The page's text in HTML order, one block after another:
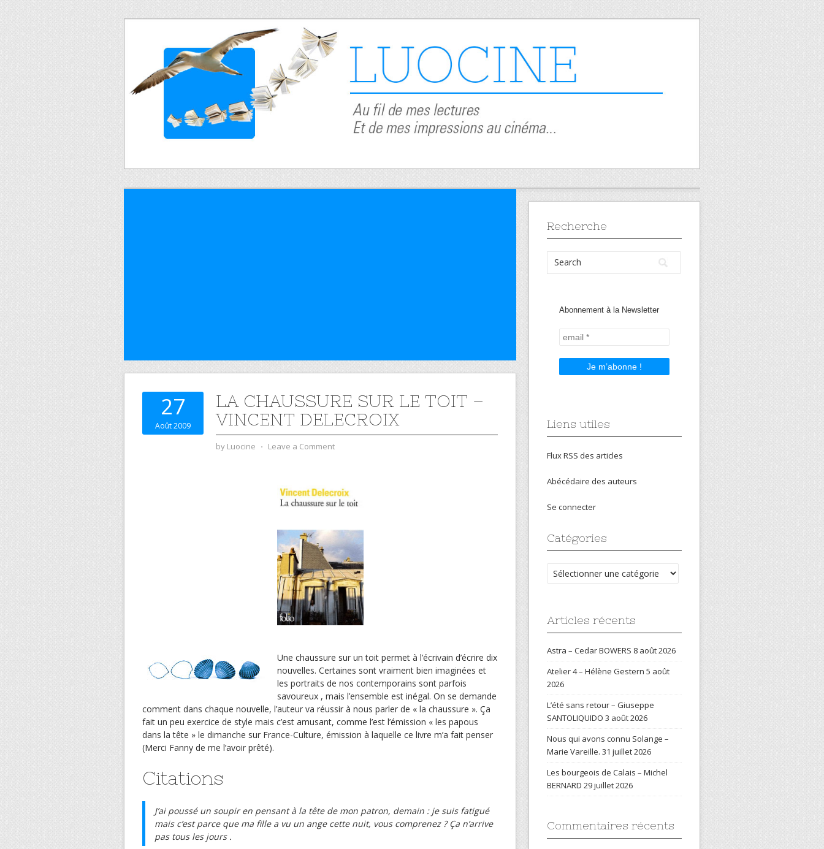
27
Août 2009
LA CHAUSSURE SUR LE TOIT –
VINCENT DELECROIX
by Luocine ⋅ Leave a Comment
Une chaussure sur un toit permet à l’écrivain d’écrire dix
nouvelles. Certaines sont vraiment bien imaginées et
les portraits de nos contemporains sont parfois
savoureux , mais l’ensemble est inégal. On se demande
comment dans chaque nouvelle, l’auteur va réussir à nous parler de « la chaussure ». Ça
fait un peu exercice de style mais c’est amusant, comme l’est l’émission « les papous
dans la tête » le dimanche sur France-Culture, émission à laquelle ce livre m’a fait penser
(Merci Fanny de me l’avoir prêté).
Citations
J’ai poussé un soupir en pensant à la tête de mon patron, demain : je suis fatigué
mais c’est parce que ma fille a vu un ange cette nuit, vous comprenez ? Ça n’arrive
pas tous les jours .
Recherche
Abonnement à la Newsletter
Liens utiles
Flux RSS des articles
Abécédaire des auteurs
Se connecter
Catégories
Catégories
Articles récents
Astra – Cedar BOWERS 8 août 2026
Atelier 4 – Hélène Gestern 5 août
2026
L’été sans retour – Giuseppe
SANTOLIQUIDO 3 août 2026
Nous qui avons connu Solange –
Marie Vareille. 31 juillet 2026
Les bourgeois de Calais – Michel
BERNARD 29 juillet 2026
Commentaires récents